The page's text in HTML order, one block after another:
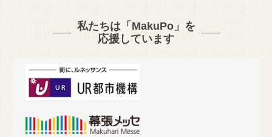
私たちは「MakuPo」を
応援しています